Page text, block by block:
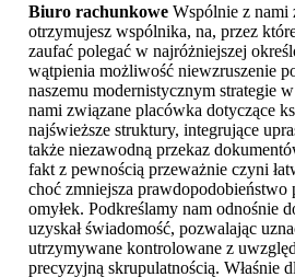
Biuro rachunkowe Wspólnie z nami
otrzymujesz wspólnika, na, przez
zaufać polegać w najróżniejszej
wątpienia możliwość niewzruszenie
naszemu modernistycznym strategie
nami związane placówka dotyczące
najświeższe struktury, integrujące
także niezawodną przekaz
fakt z pewnością przeważnie czyni
choć zmniejsza
omyłek. Podkreślamy nam odnośnie
uzyskał świadomość, pozwalając
utrzymywane kontrolowane z
precyzyjną skrupulatnością. Właśnie